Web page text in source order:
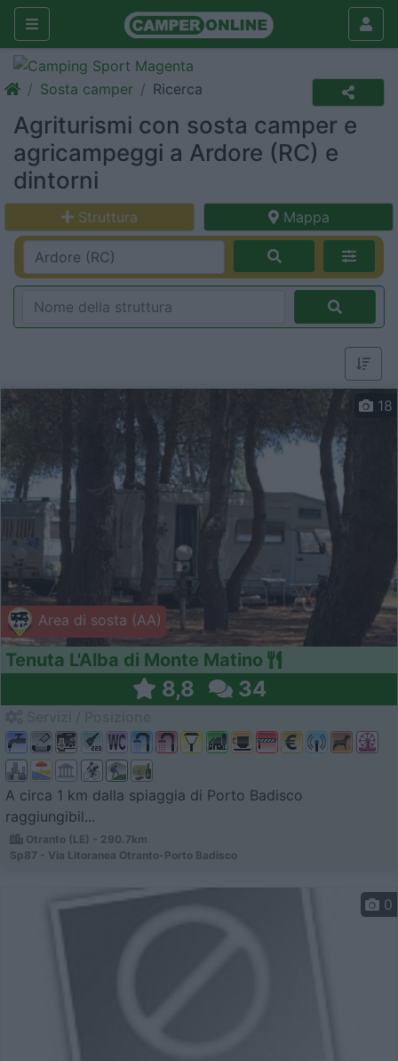
Sosta camper Ricerca
Agriturismi con sosta camper e
agricampeggi a Ardore (RC) e
dintorni
Struttura Mappa
Area di sosta (AA)
18
Tenuta L'Alba di Monte Matino
8,8 34
A circa 1 km dalla spiaggia di Porto Badisco
raggiungibil...
Otranto (LE) - 290.7km
Sp87 - Via Litoranea Otranto-Porto Badisco
0